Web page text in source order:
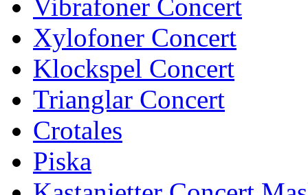
Vibrafoner Concert
Xylofoner Concert
Klockspel Concert
Trianglar Concert
Crotales
Piska